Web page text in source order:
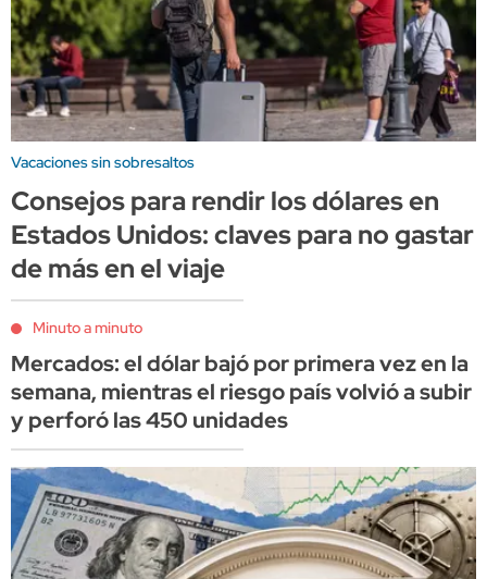
Vacaciones sin sobresaltos
Consejos para rendir los dólares en
Estados Unidos: claves para no gastar
de más en el viaje
Minuto a minuto
Mercados: el dólar bajó por primera vez en la
semana, mientras el riesgo país volvió a subir
y perforó las 450 unidades